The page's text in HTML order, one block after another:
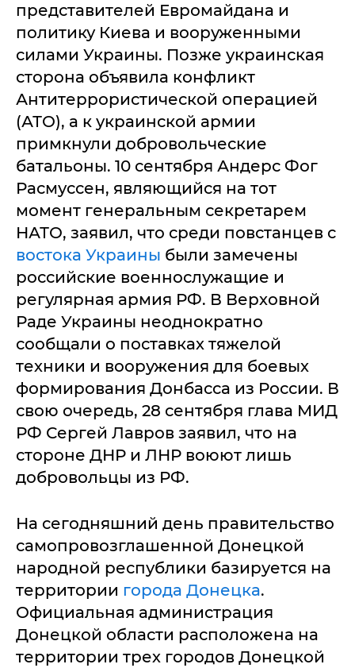
представителей Евромайдана и
политику Киева и вооруженными
силами Украины. Позже украинская
сторона объявила конфликт
Антитеррористической операцией
(АТО), а к украинской армии
примкнули добровольческие
батальоны. 10 сентября Андерс Фог
Расмуссен, являющийся на тот
момент генеральным секретарем
НАТО, заявил, что среди повстанцев с
востока Украины были замечены
российские военнослужащие и
регулярная армия РФ. В Верховной
Раде Украины неоднократно
сообщали о поставках тяжелой
техники и вооружения для боевых
формирования Донбасса из России. В
свою очередь, 28 сентября глава МИД
РФ Сергей Лавров заявил, что на
стороне ДНР и ЛНР воюют лишь
добровольцы из РФ.
На сегодняшний день правительство
самопровозглашенной Донецкой
народной республики базируется на
территории города Донецка.
Официальная администрация
Донецкой области расположена на
территории трех городов Донецкой